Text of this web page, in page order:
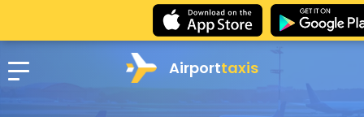
Airporttaxis